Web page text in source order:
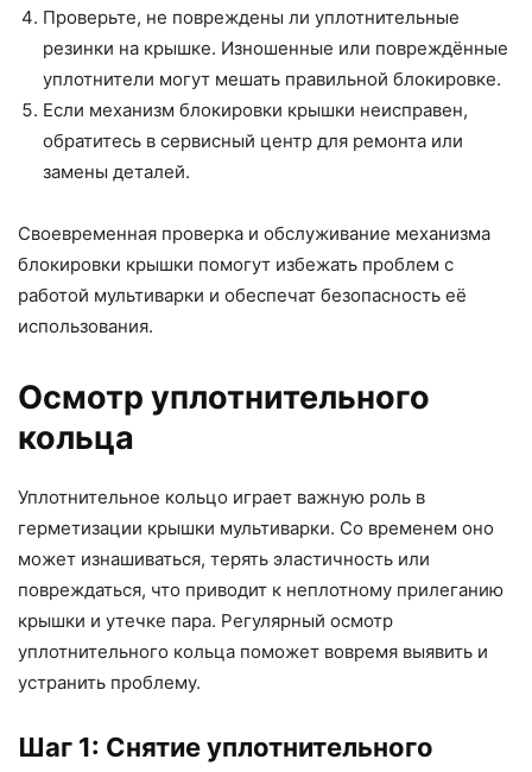
Проверьте, не повреждены ли уплотнительные
резинки на крышке. Изношенные или повреждённые
уплотнители могут мешать правильной блокировке.
Если механизм блокировки крышки неисправен,
обратитесь в сервисный центр для ремонта или
замены деталей.
Своевременная проверка и обслуживание механизма
блокировки крышки помогут избежать проблем с
работой мультиварки и обеспечат безопасность её
использования.
Осмотр уплотнительного
кольца
Уплотнительное кольцо играет важную роль в
герметизации крышки мультиварки. Со временем оно
может изнашиваться, терять эластичность или
повреждаться, что приводит к неплотному прилеганию
крышки и утечке пара. Регулярный осмотр
уплотнительного кольца поможет вовремя выявить и
устранить проблему.
Шаг 1: Снятие уплотнительного